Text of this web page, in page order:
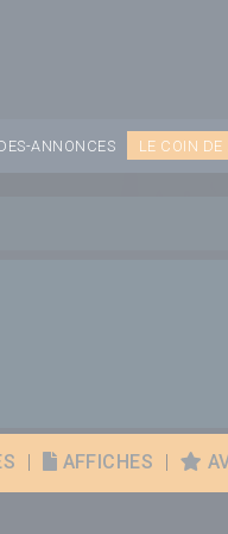
ANNONCES LE COIN DE
AFFICHES